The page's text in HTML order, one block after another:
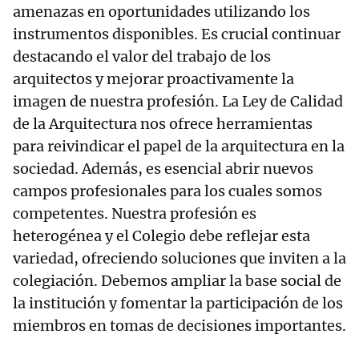
amenazas en oportunidades utilizando los
instrumentos disponibles. Es crucial continuar
destacando el valor del trabajo de los
arquitectos y mejorar proactivamente la
imagen de nuestra profesión. La Ley de Calidad
de la Arquitectura nos ofrece herramientas
para reivindicar el papel de la arquitectura en la
sociedad. Además, es esencial abrir nuevos
campos profesionales para los cuales somos
competentes. Nuestra profesión es
heterogénea y el Colegio debe reflejar esta
variedad, ofreciendo soluciones que inviten a la
colegiación. Debemos ampliar la base social de
la institución y fomentar la participación de los
miembros en tomas de decisiones importantes.